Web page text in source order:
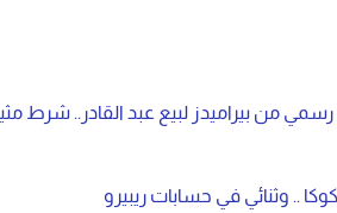
من بيراميدز لبيع عبد القادر.. شرط
.. وثنائي في حسابات ريبيرو